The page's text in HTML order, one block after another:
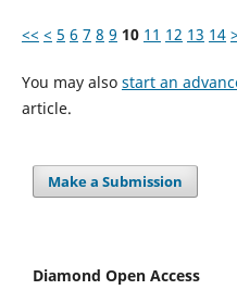
<< < 5 6 7 8 9 10 11 12 13 14 >
You may also start an
article.
Make a Submission
Diamond Open Access